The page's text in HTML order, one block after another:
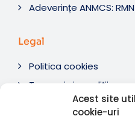
Acest site
cookie-uri
Adeverințe ANMCS:
Legal
Politica cookies
Termeni si condiții
Soluționare litigii